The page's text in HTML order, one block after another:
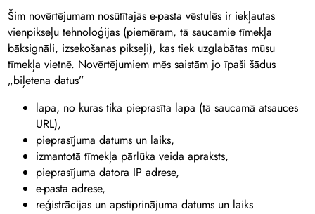
Šim novērtējumam nosūtītajās e-pasta vēstulēs ir iekļautas
vienpikseļu tehnoloģijas (piemēram, tā saucamie tīmekļa
bāksignāli, izsekošanas pikseļi), kas tiek uzglabātas mūsu
tīmekļa vietnē. Novērtējumiem mēs saistām jo īpaši šādus
„biļetena datus”
lapa, no kuras tika pieprasīta lapa (tā saucamā atsauces
URL),
pieprasījuma datums un laiks,
izmantotā tīmekļa pārlūka veida apraksts,
pieprasījuma datora IP adrese,
e-pasta adrese,
reģistrācijas un apstiprinājuma datums un laiks